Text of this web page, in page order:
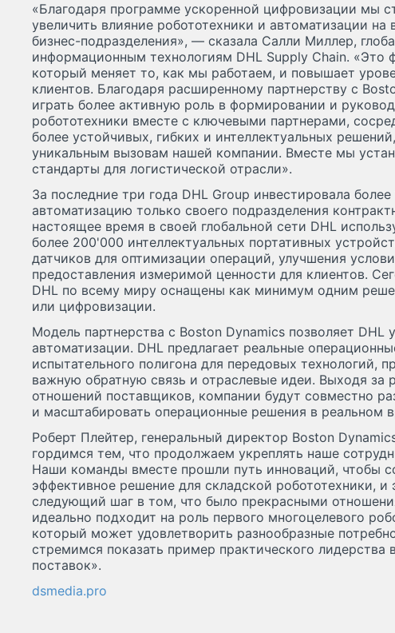
«Благодаря программе ускоренной цифровизации мы
увеличить влияние робототехники и автоматизации
бизнес-подразделения», — сказала Салли Миллер,
информационным технологиям DHL Supply Chain. «Это
который меняет то, как мы работаем, и повышает
клиентов. Благодаря расширенному партнерству с
играть более активную роль в формировании и
робототехники вместе с ключевыми партнерами,
более устойчивых, гибких и интеллектуальных
уникальным вызовам нашей компании. Вместе мы
стандарты для логистической отрасли».
За последние три года DHL Group инвестировала
автоматизацию только своего подразделения
настоящее время в своей глобальной сети DHL
более 200'000 интеллектуальных портативных
датчиков для оптимизации операций, улучшения
предоставления измеримой ценности для клиентов.
DHL по всему миру оснащены как минимум одним
или цифровизации.
Модель партнерства с Boston Dynamics позволяет DHL
автоматизации. DHL предлагает реальные
испытательного полигона для передовых технологий,
важную обратную связь и отраслевые идеи. Выходя за
отношений поставщиков, компании будут совместно
и масштабировать операционные решения в реальном
Роберт Плейтер, генеральный директор Boston
гордимся тем, что продолжаем укреплять наше
Наши команды вместе прошли путь инноваций, чтобы
эффективное решение для складской робототехники, и
следующий шаг в том, что было прекрасными
идеально подходит на роль первого многоцелевого
который может удовлетворить разнообразные
стремимся показать пример практического лидерства
поставок».
dsmedia.pro